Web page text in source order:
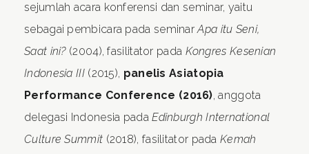
sejumlah acara konferensi dan seminar, yaitu
sebagai pembicara pada seminarApa itu Seni,
Saat ini? (2004), fasilitator pada Kongres Kesenian
Indonesia III (2015), panelis Asiatopia
Performance Conference (2016), anggota
delegasi Indonesia padaEdinburgh International
Culture Summit (2018), fasilitator padaKemah